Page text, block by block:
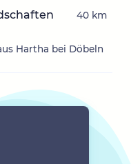
Hartha bei Döbeln
40 km